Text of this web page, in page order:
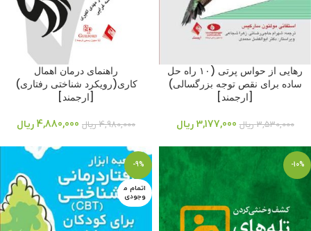
رهایی از حواس پرتی (۱۰ راه حل
ساده برای نقص توجه بزرگسالی)
[ارجمند]
3,530,000 ریال 3,177,000 ریال
راهنمای درمان اهمال
کاری(رویکرد شناختی رفتاری)
[ارجمند]
4,980,000 ریال 4,880,000 ریال
-10%
-9%
اتمام م
وجودی